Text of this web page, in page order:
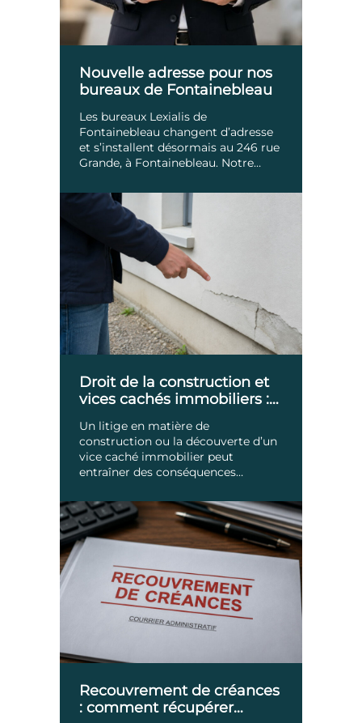
Nouvelle adresse pour nos
bureaux de Fontainebleau
Les bureaux Lexialis de
Fontainebleau changent d’adresse
et s’installent désormais au 246 rue
Grande, à Fontainebleau. Notre
Droit de la construction et
vices cachés immobiliers :
droits
Un litige en matière de
construction ou la découverte d’un
vice caché immobilier peut
entraîner des conséquences
[…]
Recouvrement de créances
: comment récupérer